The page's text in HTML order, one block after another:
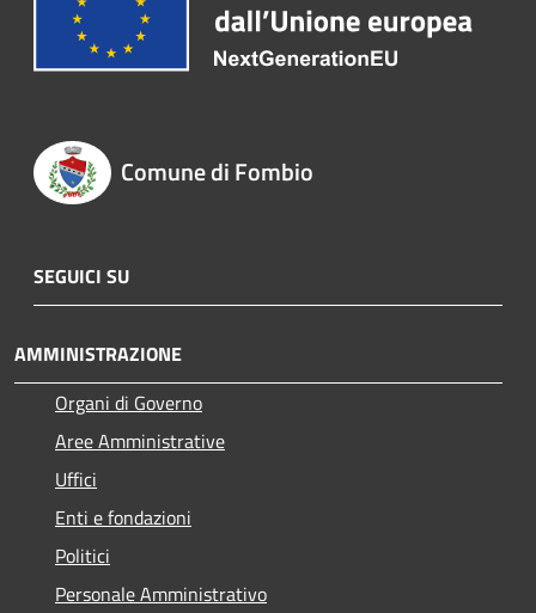
Comune di Fombio
SEGUICI SU
AMMINISTRAZIONE
Organi di Governo
Aree Amministrative
Uffici
Enti e fondazioni
Politici
Personale Amministrativo